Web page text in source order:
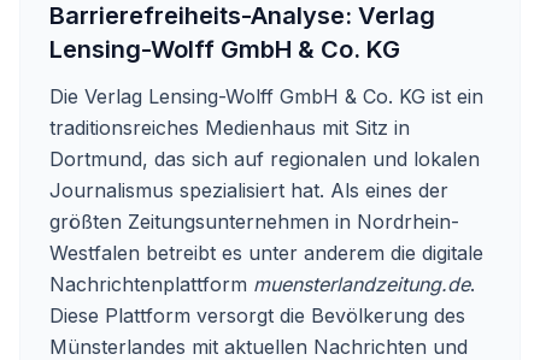
Barrierefreiheits-Analyse: Verlag
Lensing-Wolff GmbH & Co. KG
Die Verlag Lensing-Wolff GmbH & Co. KG ist ein
traditionsreiches Medienhaus mit Sitz in
Dortmund, das sich auf regionalen und lokalen
Journalismus spezialisiert hat. Als eines der
größten Zeitungsunternehmen in Nordrhein-
Westfalen betreibt es unter anderem die digitale
Nachrichtenplattform muensterlandzeitung.de.
Diese Plattform versorgt die Bevölkerung des
Münsterlandes mit aktuellen Nachrichten und